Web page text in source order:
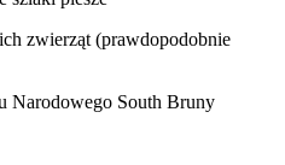
zwierząt (prawdopodobnie
Narodowego South Bruny